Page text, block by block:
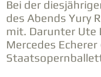
Bei der
des Abends Yury
mit. Darunter Ute
Mercedes